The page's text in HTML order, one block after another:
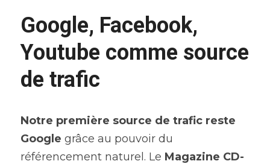
Google, Facebook,
Youtube comme source
de trafic
Notre première source de trafic reste
Google grâce au pouvoir du
référencement naturel. Le Magazine CD-